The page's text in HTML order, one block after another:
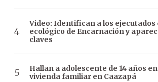
Video: Identifican a los ejecutados
ecológico de Encarnación y
claves
Hallan a adolescente de 14 años
vivienda familiar en Caazapá